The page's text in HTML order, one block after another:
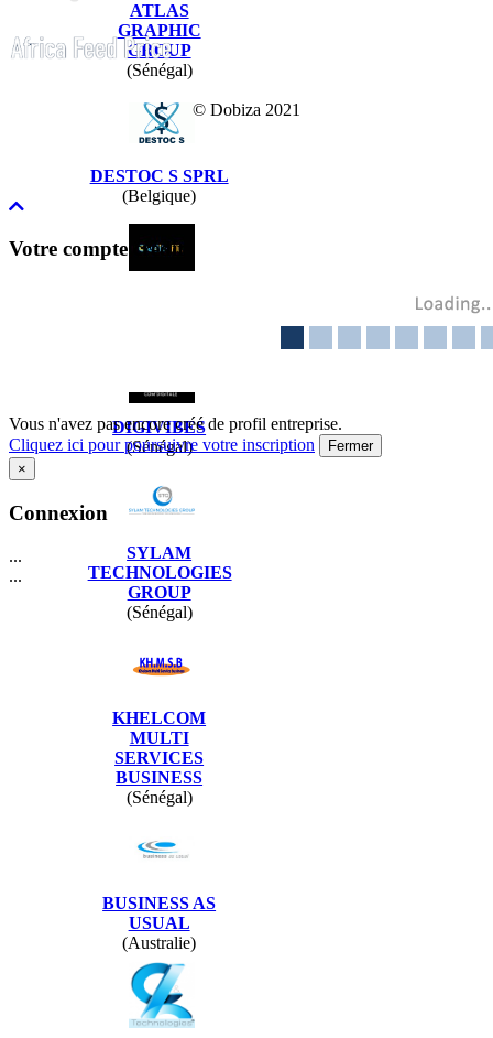
ATLAS
GRAPHIC
GROUP
(Sénégal)
DESTOC S SPRL
(Belgique)
DIGIVIBES
(Sénégal)
SYLAM
TECHNOLOGIES
GROUP
(Sénégal)
KHELCOM
MULTI
SERVICES
BUSINESS
(Sénégal)
BUSINESS AS
USUAL
(Australie)
© Dobiza 2021
Votre compte crédit
Vous n'avez pas encore créé de profil entreprise.
Cliquez ici pour poursuivre votre inscription
Fermer
×
Connexion
...
...